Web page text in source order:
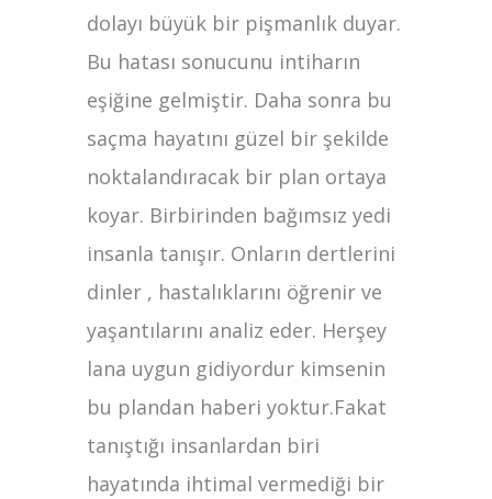
dolayı büyük bir pişmanlık duyar.
Bu hatası sonucunu intiharın
eşiğine gelmiştir. Daha sonra bu
saçma hayatını güzel bir şekilde
noktalandıracak bir plan ortaya
koyar. Birbirinden bağımsız yedi
insanla tanışır. Onların dertlerini
dinler , hastalıklarını öğrenir ve
yaşantılarını analiz eder. Herşey
lana uygun gidiyordur kimsenin
bu plandan haberi yoktur.Fakat
tanıştığı insanlardan biri
hayatında ihtimal vermediği bir